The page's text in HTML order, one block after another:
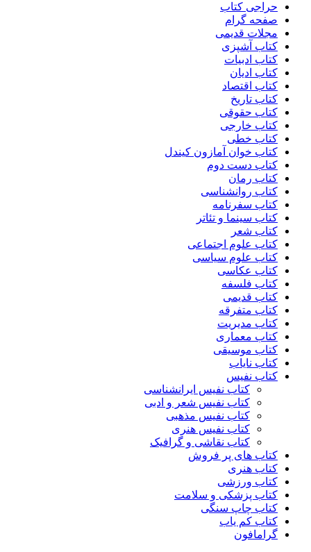
حراجی کتاب
صفحه گرام
مجلات قدیمی
کتاب آشپزی
کتاب ادبیات
کتاب ادیان
کتاب اقتصاد
کتاب تاریخ
کتاب حقوقی
کتاب خارجی
کتاب خطی
کتاب خوان آمازون کیندل
کتاب دست دوم
کتاب رمان
کتاب روانشناسی
کتاب سفرنامه
کتاب سینما و تئاتر
کتاب شعر
کتاب علوم اجتماعی
کتاب علوم سیاسی
کتاب عکاسی
کتاب فلسفه
کتاب قدیمی
کتاب متفرقه
کتاب مدیریت
کتاب معماری
کتاب موسیقی
کتاب نایاب
کتاب نفیس
کتاب نفیس ایرانشناسی
کتاب نفیس شعر و ادبی
کتاب نفیس مذهبی
کتاب نفیس هنری
کتاب نقاشی و گرافیک
کتاب های پر فروش
کتاب هنری
کتاب ورزشی
کتاب پزشکی و سلامت
کتاب چاپ سنگی
کتاب کم یاب
گرامافون